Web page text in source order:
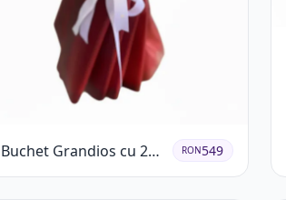
Buchet Grandios cu 25
de Trandafiri Roșii
RON549